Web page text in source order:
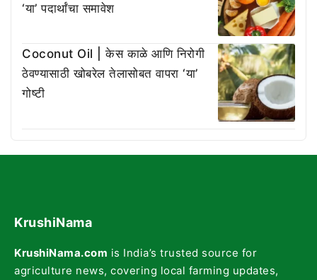
‘या’ पदार्थांचा समावेश
Coconut Oil | केस काळे आणि निरोगी
ठेवण्यासाठी खोबरेल तेलासोबत वापरा ‘या’
गोष्टी
KrushiNama
KrushiNama.com is India’s trusted source for
agriculture news, covering local farming updates,